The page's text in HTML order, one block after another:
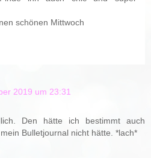
schönen Mittwoch
2019 um 23:31
Den hätte ich bestimmt auch
Bulletjournal nicht hätte. *lach*